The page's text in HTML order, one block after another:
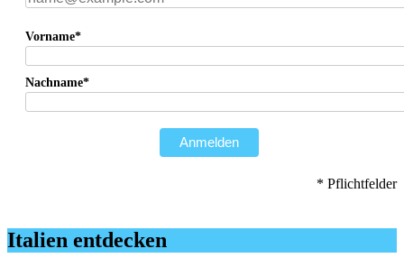
Vorname*
Nachname*
Anmelden
* Pflichtfelder
Italien entdecken